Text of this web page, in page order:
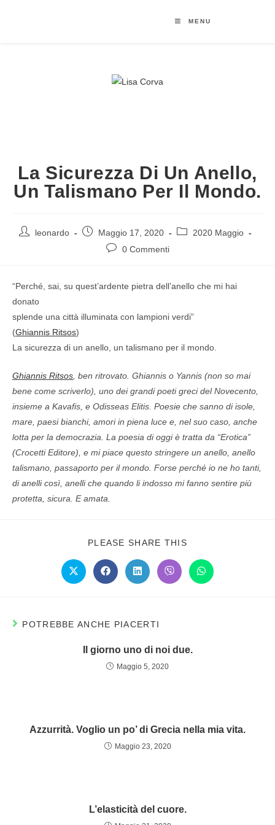
MENU
La Sicurezza Di Un Anello,
Un Talismano Per Il Mondo.
leonardo Maggio 17, 2020
2020 Maggio
0 Commenti
“Perché, sai, su quest’ardente pietra dell’anello che mi hai
donato
splende una città illuminata con lampioni verdi”
(Ghiannis Ritsos)
La sicurezza di un anello, un talismano per il mondo.
Ghiannis Ritsos , ben ritrovato. Ghiannis o Yannis (non so mai
bene come scriverlo), uno dei grandi poeti greci del Novecento,
insieme a Kavafis, e Odisseas Elitis. Poesie che sanno di isole,
mare, paesi bianchi, amori in piena luce e, nel suo caso, anche
lotta per la democrazia. La poesia di oggi è tratta da “Erotica”
(Crocetti Editore), e mi piace questo stringere un anello, anello
talismano, passaporto per il mondo. Forse perché io ne ho tanti,
di anelli così, anelli che quando li indosso mi fanno sentire più
protetta, sicura. E amata.
PLEASE SHARE THIS
POTREBBE ANCHE PIACERTI
Il giorno uno di noi due.
Maggio 5, 2020
Azzurrità. Voglio un po’ di Grecia nella mia vita.
Maggio 23, 2020
L’elasticità del cuore.